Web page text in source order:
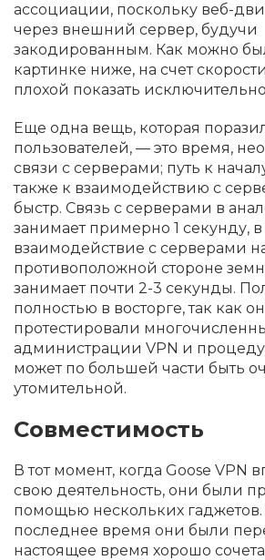
ассоциации, поскольку веб-
через внешний сервер, будучи
закодированным. Как можно
картинке ниже, на счет
плохой показать
Еще одна вещь, которая
пользователей, — это время,
связи с серверами; путь к
также к взаимодействию с
быстр. Связь с серверами в
занимает примерно 1 секунду,
взаимодействие с серверами
противоположной стороне
занимает почти 2-3 секунды.
полностью в восторге, так как
протестировали
администрации VPN и
может по большей части быть
утомительной.
Совместимость
В тот момент, когда Goose VPN
свою деятельность, они были
помощью нескольких
последнее время они были
настоящее время хорошо